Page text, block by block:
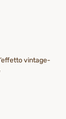
vintage-